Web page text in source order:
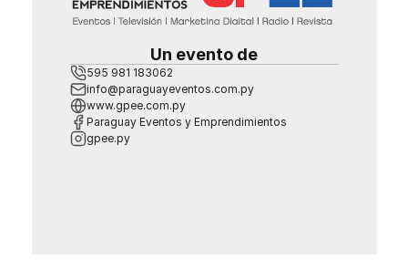
Un evento de
595 981 183062
info@paraguayeventos.com.py
www.gpee.com.py
Paraguay Eventos y Emprendimientos
gpee.py